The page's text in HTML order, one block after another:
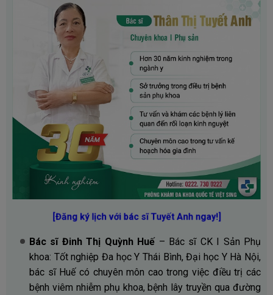
[Đăng ký lịch với bác sĩ Tuyết Anh ngay!]
Bác sĩ Đinh Thị Quỳnh Huế – Bác sĩ CK I Sản Phụ
khoa: Tốt nghiệp Đa học Y Thái Bình, Đại học Y Hà Nội,
bác sĩ Huế có chuyên môn cao trong việc điều trị các
bệnh viêm nhiễm phụ khoa, bệnh lây truyền qua đường